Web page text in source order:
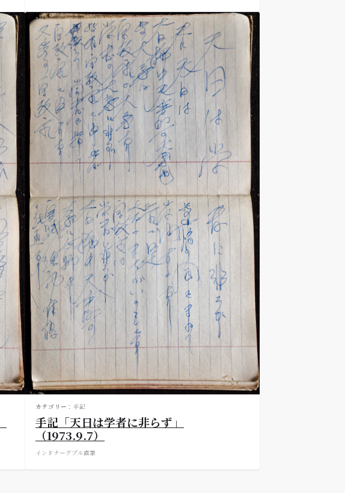
カテゴリー： 手記
手記「天日は学者に非らず」
（1973.9.7）
インドナーグプル直筆